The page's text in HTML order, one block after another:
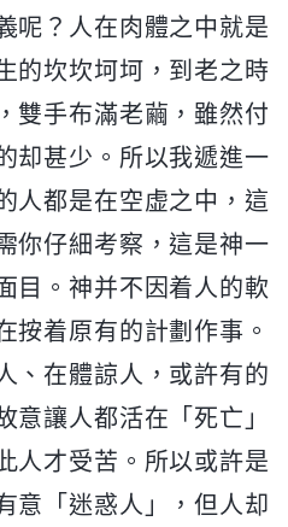
呢？人在肉體之中就是
的坎坎坷坷，到老之時
雙手布滿老繭，雖然付
却甚少。所以我遞進一
人都是在空虚之中，這
你仔細考察，這是神一
目。神并不因着人的軟
按着原有的計劃作事。
、在體諒人，或許有的
意讓人都活在「死亡」
人才受苦。所以或許是
意「迷惑人」，但人却